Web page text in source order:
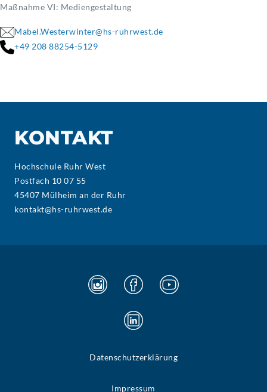
Maßnahme VI: Mediengestaltung
Mabel.Westerwinter@hs-ruhrwest.de
+49 208 88254-5129
KONTAKT
Hochschule Ruhr West
Postfach 10 07 55
45407 Mülheim an der Ruhr
kontakt@hs-ruhrwest.de
Datenschutzerklärung
Impressum